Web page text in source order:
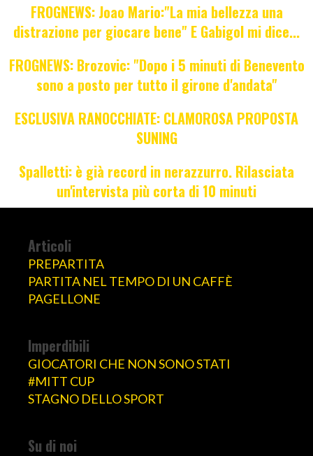
FROGNEWS: Joao Mario:"La mia bellezza una
distrazione per giocare bene" E Gabigol mi dice...
FROGNEWS: Brozovic: "Dopo i 5 minuti di Benevento
sono a posto per tutto il girone d'andata"
ESCLUSIVA RANOCCHIATE: CLAMOROSA PROPOSTA
SUNING
Spalletti: è già record in nerazzurro. Rilasciata
un'intervista più corta di 10 minuti
Articoli
PREPARTITA
PARTITA NEL TEMPO DI UN CAFFÈ
PAGELLONE
Imperdibili
GIOCATORI CHE NON SONO STATI
#MITT CUP
STAGNO DELLO SPORT
Su di noi